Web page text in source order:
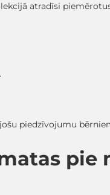
atradīsi
piedzīvojumu
pie